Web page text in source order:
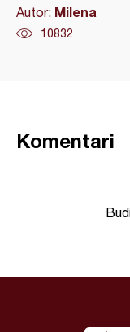
Autor: Milena
10832
Komentari